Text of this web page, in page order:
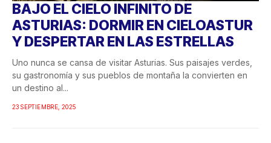
BAJO EL CIELO INFINITO DE
ASTURIAS: DORMIR EN CIELOASTUR
Y DESPERTAR EN LAS ESTRELLAS
Uno nunca se cansa de visitar Asturias. Sus paisajes verdes,
su gastronomía y sus pueblos de montaña la convierten en
un destino al...
23 SEPTIEMBRE, 2025